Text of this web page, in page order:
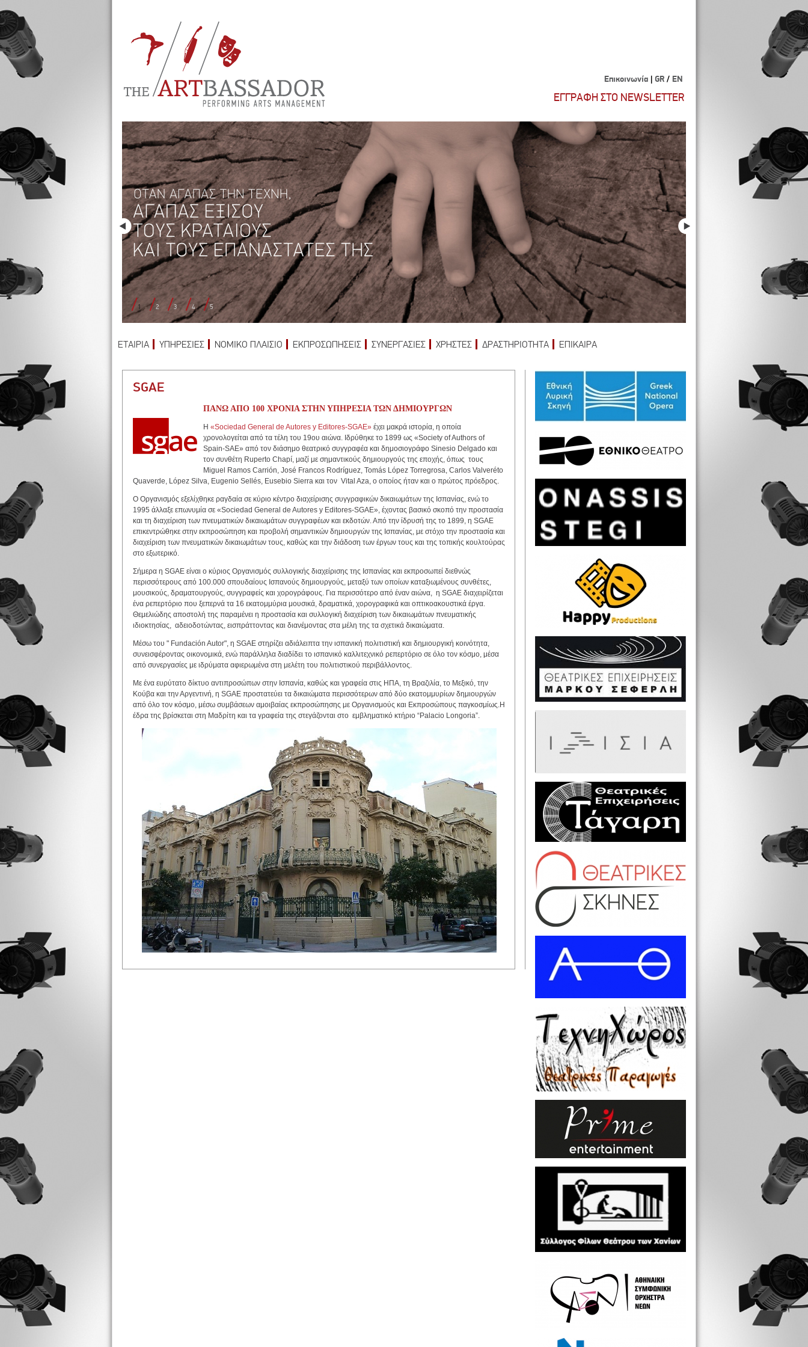
Επικοινωνία | GR / EN
ΕΓΓΡΑΦΗ ΣΤΟ NEWSLETTER
1 2 3 4 5
ΕΤΑΙΡΙΑ ΥΠΗΡΕΣΙΕΣ ΝΟΜΙΚΟ ΠΛΑΙΣΙΟ ΕΚΠΡΟΣΩΠΗΣΕΙΣ ΣΥΝΕΡΓΑΣΙΕΣ ΧΡΗΣΤΕΣ ΔΡΑΣΤΗΡΙΟΤΗΤΑ ΕΠΙΚΑΙΡΑ
SGAE
ΠΑΝΩ ΑΠΟ 100 ΧΡΟΝΙΑ ΣΤΗΝ ΥΠΗΡΕΣΙΑ ΤΩΝ ΔΗΜΙΟΥΡΓΩΝ
Η «Sociedad General de Autores y Editores-SGAE» έχει μακρά ιστορία, η οποία
χρονολογείται από τα τέλη του 19ου αιώνα. Ιδρύθηκε το 1899 ως «Society of Authors of
Spain-SAE» από τον διάσημο θεατρικό συγγραφέα και δημοσιογράφο Sinesio Delgado και
τον συνθέτη Ruperto Chapí, μαζί με σημαντικούς δημιουργούς της εποχής, όπως τους
Miguel Ramos Carrión, José Francos Rodríguez, Tomás López Torregrosa, Carlos Valveréto
Quaverde, López Silva, Eugenio Sellés, Eusebio Sierra και τον Vital Aza, ο οποίος ήταν και ο πρώτος πρόεδρος.
O Οργανισμός εξελίχθηκε ραγδαία σε κύριο κέντρο διαχείρισης συγγραφικών δικαιωμάτων της Ισπανίας, ενώ το
1995 άλλαξε επωνυμία σε «Sociedad General de Autores y Editores-SGAE», έχοντας βασικό σκοπό την προστασία
και τη διαχείριση των πνευματικών δικαιωμάτων συγγραφέων και εκδοτών. Από την ίδρυσή της το 1899, η SGAE
επικεντρώθηκε στην εκπροσώπηση και προβολή σημαντικών δημιουργών της Ισπανίας, με στόχο την προστασία και
διαχείριση των πνευματικών δικαιωμάτων τους, καθώς και την διάδοση των έργων τους και της τοπικής κουλτούρας
στο εξωτερικό.
Σήμερα η SGAE είναι ο κύριος Οργανισμός συλλογικής διαχείρισης της Ισπανίας και εκπροσωπεί διεθνώς
περισσότερους από 100.000 σπουδαίους Ισπανούς δημιουργούς, μεταξύ των οποίων καταξιωμένους συνθέτες,
μουσικούς, δραματουργούς, συγγραφείς και χορογράφους. Για περισσότερο από έναν αιώνα, η SGAE διαχειρίζεται
ένα ρεπερτόριο που ξεπερνά τα 16 εκατομμύρια μουσικά, δραματικά, χορογραφικά και οπτικοακουστικά έργα.
Θεμελιώδης αποστολή της παραμένει η προστασία και συλλογική διαχείριση των δικαιωμάτων πνευματικής
ιδιοκτησίας, αδειοδοτώντας, εισπράττοντας και διανέμοντας στα μέλη της τα σχετικά δικαιώματα.
Μέσω του " Fundación Autor", η SGAE στηρίζει αδιάλειπτα την ισπανική πολιτιστική και δημιουργική κοινότητα,
συνεισφέροντας οικονομικά, ενώ παράλληλα διαδίδει το ισπανικό καλλιτεχνικό ρεπερτόριο σε όλο τον κόσμο, μέσα
από συνεργασίες με ιδρύματα αφιερωμένα στη μελέτη του πολιτιστικού περιβάλλοντος.
Με ένα ευρύτατο δίκτυο αντιπροσώπων στην Ισπανία, καθώς και γραφεία στις ΗΠΑ, τη Βραζιλία, το Μεξικό, την
Κούβα και την Αργεντινή, η SGAE προστατεύει τα δικαιώματα περισσότερων από δύο εκατομμυρίων δημιουργών
από όλο τον κόσμο, μέσω συμβάσεων αμοιβαίας εκπροσώπησης με Οργανισμούς και Εκπροσώπους παγκοσμίως.Η
έδρα της βρίσκεται στη Μαδρίτη και τα γραφεία της στεγάζονται στο εμβληματικό κτήριο “Palacio Longoria”.